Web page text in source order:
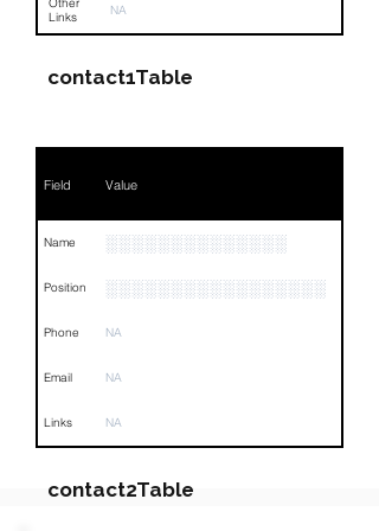
Links
NA
contact1Table
Field Value
Name ░░░░░░░░░░░░░░
Position ░░░░░░░░░░░░░░░░░
Phone NA
Email NA
Links NA
contact2Table